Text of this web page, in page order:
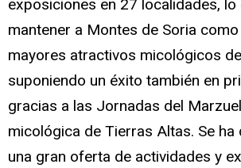
exposiciones en 27 localidades,
mantener a Montes de Soria
mayores atractivos micológicos
suponiendo un éxito también en
gracias a las Jornadas del
micológica de Tierras Altas. Se ha
una gran oferta de actividades y